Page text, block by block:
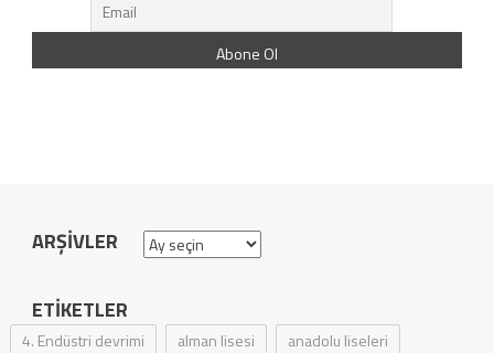
ARŞIVLER Arşivler
ETIKETLER
4. Endüstri devrimi alman lisesi
anadolu liseleri